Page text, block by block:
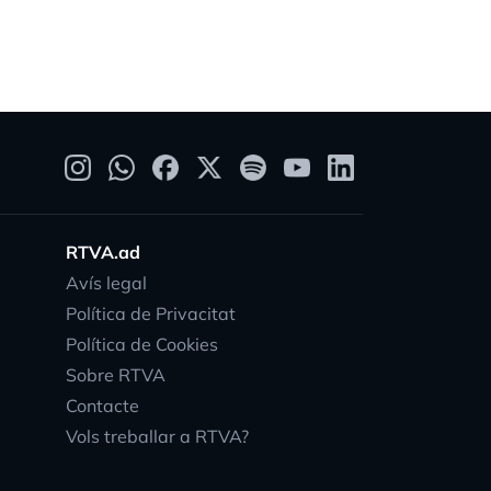
RTVA.ad
Avís legal
Política de Privacitat
Política de Cookies
Sobre RTVA
Contacte
Vols treballar a RTVA?